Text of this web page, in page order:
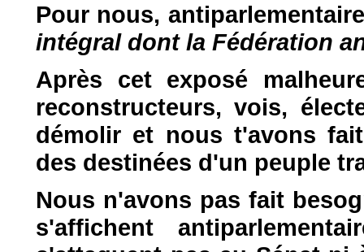
Pour nous,
intégral dont la Fédération
Après cet exposé
reconstructeurs, vois,
démolir et nous t'avons
des destinées d'un peuple
Nous n'avons pas fait
s'affichent